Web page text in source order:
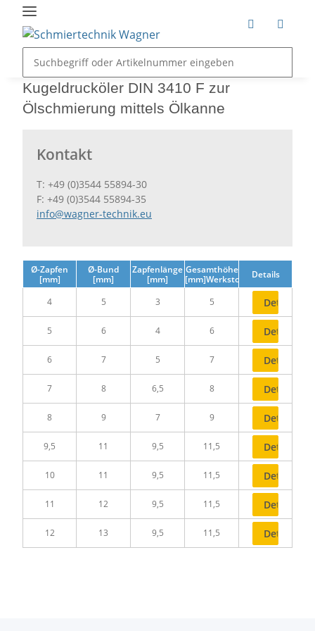
Kugeldrucköler DIN 3410 F zur
Ölschmierung mittels Ölkanne
Kontakt
T: +49 (0)3544 55894-30
F: +49 (0)3544 55894-35
info@wagner-technik.eu
Ø-Zapfen
[mm]
Ø-Bund
[mm]
Zapfenlänge
[mm]
Gesamthöhe
[mm]Werkstoff
Details
4 5 3 5 Details
5 6 4 6 Details
6 7 5 7 Details
7 8 6,5 8 Details
8 9 7 9 Details
9,5 11 9,5 11,5 Details
10 11 9,5 11,5 Details
11 12 9,5 11,5 Details
12 13 9,5 11,5 Details